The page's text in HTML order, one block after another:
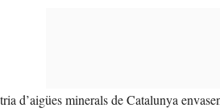
d’aigües minerals de Catalunya